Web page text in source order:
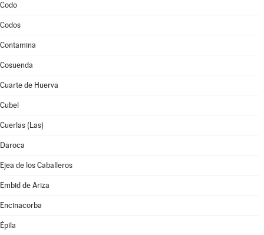
Codo
Codos
Contamina
Cosuenda
Cuarte de Huerva
Cubel
Cuerlas (Las)
Daroca
Ejea de los Caballeros
Embid de Ariza
Encinacorba
Épila